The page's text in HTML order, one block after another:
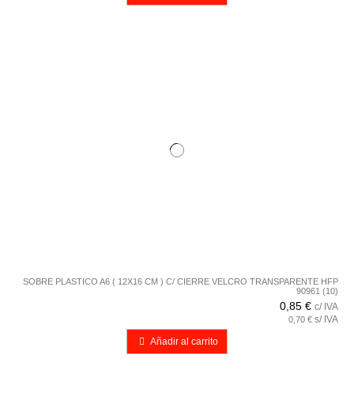
SOBRE PLASTICO A6 ( 12X16 CM ) C/ CIERRE VELCRO TRANSPARENTE HFP
90961 (10)
0,85 € c/ IVA
0,70 € s/ IVA
Añadir al carrito